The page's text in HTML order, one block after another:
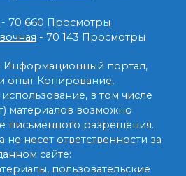
- 70 660 Просмотры
- 70 143 Просмотры
Информационный портал,
опыт Копирование,
в том числе
материалов возможно
письменного разрешения.
несет ответственности за
сайте:
пользовательские